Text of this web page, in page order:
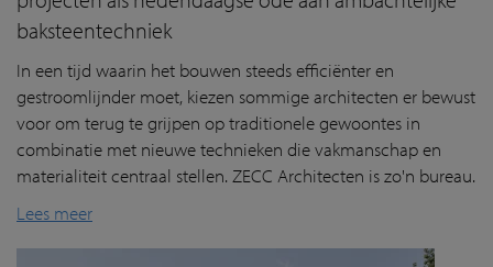
baksteentechniek
In een tijd waarin het bouwen steeds efficiënter en
gestroomlijnder moet, kiezen sommige architecten er bewust
voor om terug te grijpen op traditionele gewoontes in
combinatie met nieuwe technieken die vakmanschap en
materialiteit centraal stellen. ZECC Architecten is zo'n bureau.
Lees meer